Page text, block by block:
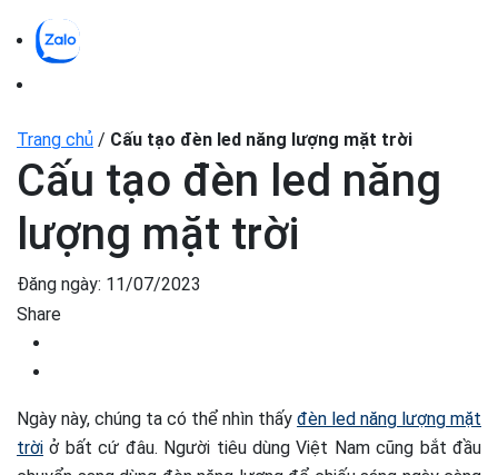
Trang chủ / Cấu tạo đèn led năng lượng mặt trời
Cấu tạo đèn led năng
lượng mặt trời
Đăng ngày: 11/07/2023
Share
Ngày này, chúng ta có thể nhìn thấy đèn led năng lượng mặt
trời ở bất cứ đâu. Người tiêu dùng Việt Nam cũng bắt đầu